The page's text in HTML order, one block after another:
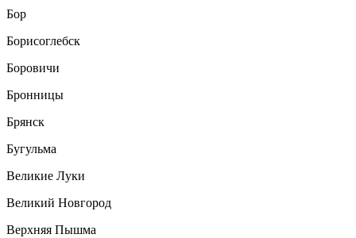
Бор
Борисоглебск
Боровичи
Бронницы
Брянск
Бугульма
Великие Луки
Великий Новгород
Верхняя Пышма